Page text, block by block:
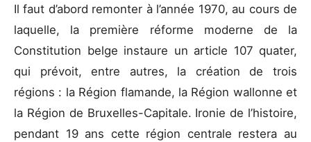
Il faut d’abord remonter à l’année 1970, au cours de
laquelle, la première réforme moderne de la
Constitution belge instaure un article 107 quater,
qui prévoit, entre autres, la création de trois
régions : la Région flamande, la Région wallonne et
la Région de Bruxelles-Capitale. Ironie de l’histoire,
pendant 19 ans cette région centrale restera au